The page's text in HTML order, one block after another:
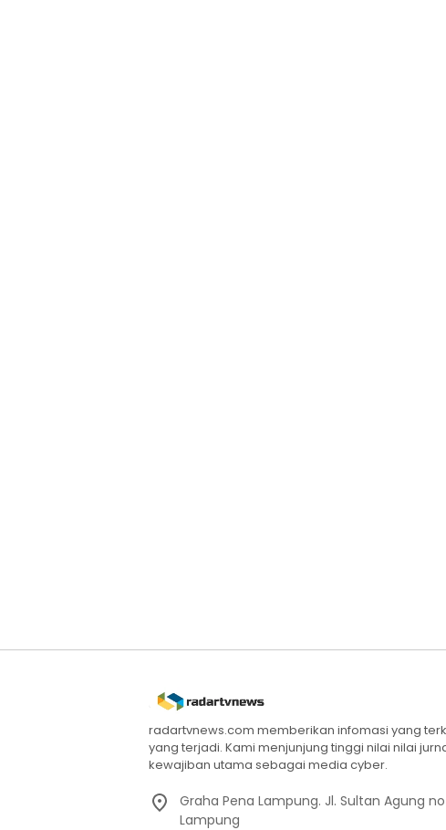
radartvnews.com memberikan infomasi yang
yang terjadi. Kami menjunjung tinggi nilai nilai
kewajiban utama sebagai media cyber.
Graha Pena Lampung. Jl. Sultan Agung
Lampung